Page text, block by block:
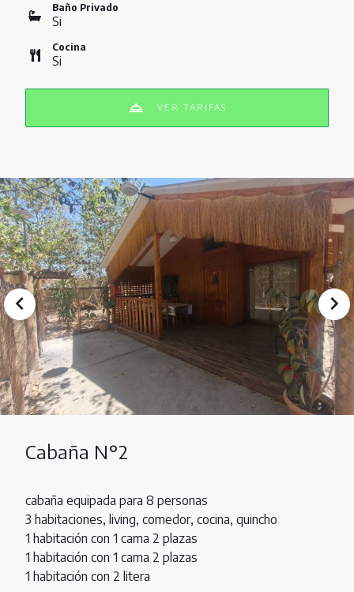
Baño Privado
Si
Cocina
Si
VER TARIFAS
Cabaña N°2
cabaña equipada para 8 personas
3 habitaciones, living, comedor, cocina, quincho
1 habitación con 1 cama 2 plazas
1 habitación con 1 cama 2 plazas
1 habitación con 2 litera